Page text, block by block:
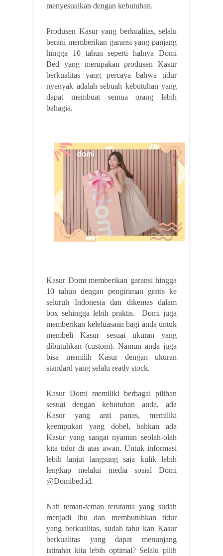
menyesuaikan dengan kebutuhan.
Produsen Kasur yang berkualitas, selalu
berani memberikan garansi yang panjang
hingga 10 tahun seperti halnya Domi
Bed yang merupakan produsen Kasur
berkualitas yang percaya bahwa tidur
nyenyak adalah sebuah kebutuhan yang
dapat membuat semua orang lebih
bahagia.
Kasur Domi memberikan garansi hingga
10 tahun dengan pengiriman gratis ke
seluruh Indonesia dan dikemas dalam
box sehingga lebih praktis. Domi juga
memberikan keleluasaan bagi anda untuk
membeli Kasur sesuai ukuran yang
dibutuhkan (custom). Namun anda juga
bisa memilih Kasur dengan ukuran
standard yang selalu ready stock.
Kasur Domi memiliki berbagai pilihan
sesuai dengan kebutuhan anda, ada
Kasur yang anti panas, memiliki
keempukan yang dobel, bahkan ada
Kasur yang sangat nyaman seolah-olah
kita tidur di atas awan. Untuk informasi
lebih lanjut langsung saja kulik lebih
lengkap melalui media sosial Domi
@Domibed.id.
Nah teman-teman terutama yang sudah
menjadi ibu dan membutuhkan tidur
yang berkualitas, sudah tahu kan Kasur
berkualitas yang dapat menunjang
istirahat kita lebih optimal? Selalu pilih